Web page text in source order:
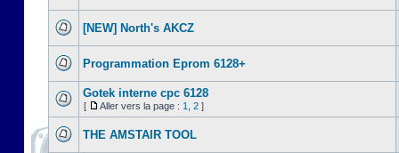
[NEW] North's AKCZ
Programmation Eprom 6128+
Gotek interne cpc 6128
[ Aller vers la page : 1 2 ]
THE AMSTAIR TOOL